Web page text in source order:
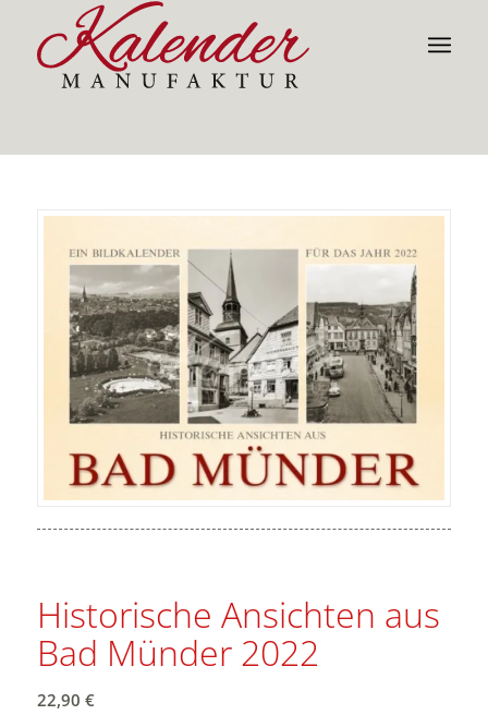
Historische Ansichten aus
Bad Münder 2022
22,90 €